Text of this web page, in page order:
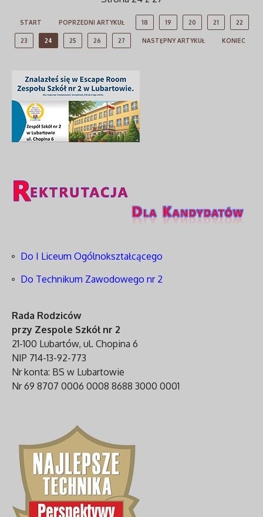
START POPRZEDNI ARTYKUŁ 18 19 20 21 22
23 24 25 26 27 NASTĘPNY ARTYKUŁ KONIEC
Do I Liceum Ogólnokształcącego
Do Technikum Zawodowego nr 2
Rada Rodziców
przy Zespole Szkół nr 2
21-100 Lubartów, ul. Chopina 6
NIP 714-13-92-773
Nr konta: BS w Lubartowie
Nr 69 8707 0006 0008 8688 3000 0001